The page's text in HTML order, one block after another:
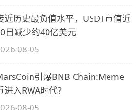
近历史最负值水平，USDT市值近
日减少约40亿美元
08-05
引爆BNB Chain:Meme
进入RWA时代?
08-05